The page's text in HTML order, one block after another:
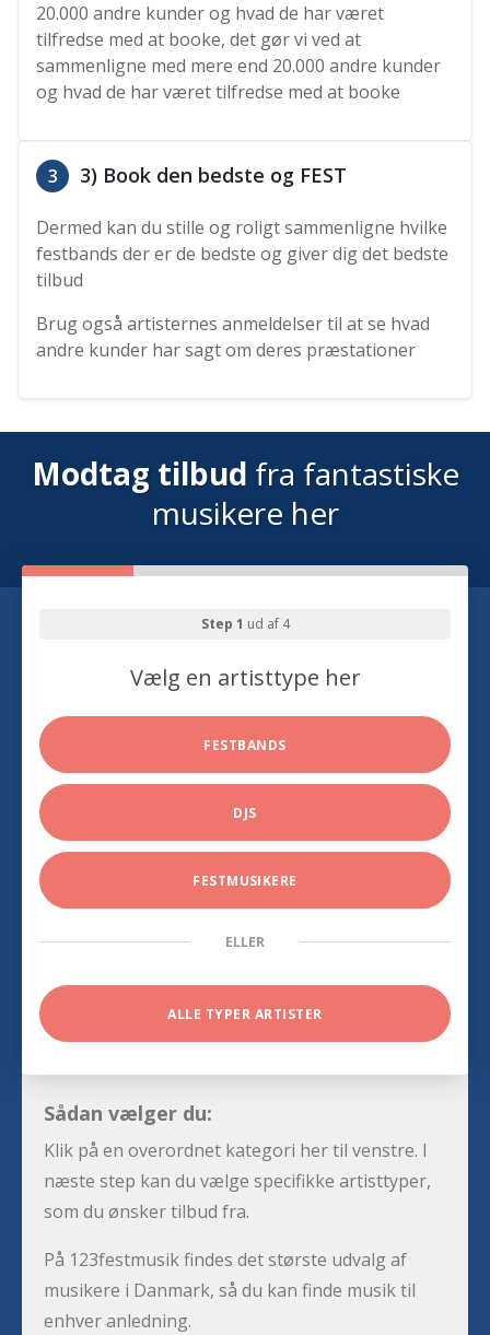
20.000 andre kunder og hvad de har været
tilfredse med at booke, det gør vi ved at
sammenligne med mere end 20.000 andre kunder
og hvad de har været tilfredse med at booke
3 3) Book den bedste og FEST
Dermed kan du stille og roligt sammenligne hvilke
festbands der er de bedste og giver dig det bedste
tilbud
Brug også artisternes anmeldelser til at se hvad
andre kunder har sagt om deres præstationer
Modtag tilbud fra fantastiske
musikere her
Step 1 ud af 4
Vælg en artisttype her
FESTBANDS
DJS
FESTMUSIKERE
ELLER
ALLE TYPER ARTISTER
Sådan vælger du:
Klik på en overordnet kategori her til venstre. I
næste step kan du vælge specifikke artisttyper,
som du ønsker tilbud fra.
På 123festmusik findes det største udvalg af
musikere i Danmark, så du kan finde musik til
enhver anledning.